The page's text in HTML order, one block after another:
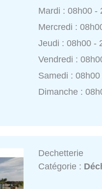
Mardi : 08h00 -
Mercredi :
Jeudi : 08h00 -
Vendredi :
Samedi :
Dimanche :
Dechetterie
Catégorie :